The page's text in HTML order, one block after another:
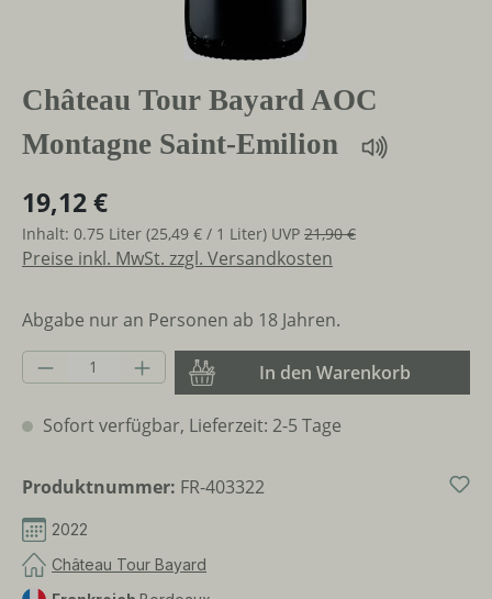
Château Tour Bayard AOC
Montagne Saint-Emilion
19,12 €
Inhalt: 0.75 Liter (25,49 € / 1 Liter) UVP 21,90 €
Preise inkl. MwSt. zzgl. Versandkosten
Abgabe nur an Personen ab 18 Jahren.
Produkt Anzahl: Gib den gewünschten
In den Warenkorb
Sofort verfügbar, Lieferzeit: 2-5 Tage
Produktnummer: FR-403322
2022
Château Tour Bayard